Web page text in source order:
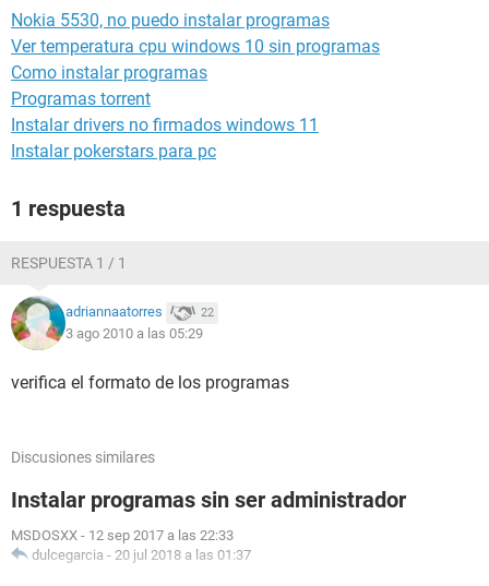
Nokia 5530, no puedo instalar programas
Ver temperatura cpu windows 10 sin programas
Como instalar programas
Programas torrent
Instalar drivers no firmados windows 11
Instalar pokerstars para pc
1 respuesta
RESPUESTA 1 / 1
adriannaatorres 22
3 ago 2010 a las 05:29
verifica el formato de los programas
Discusiones similares
Instalar programas sin ser administrador
MSDOSXX - 12 sep 2017 a las 22:33
dulcegarcia - 20 jul 2018 a las 01:37